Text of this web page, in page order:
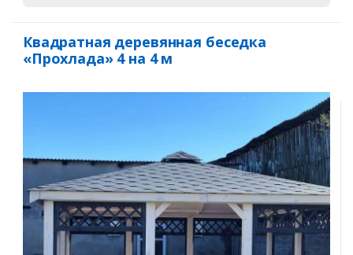
Квадратная деревянная беседка
«Прохлада» 4 на 4 м